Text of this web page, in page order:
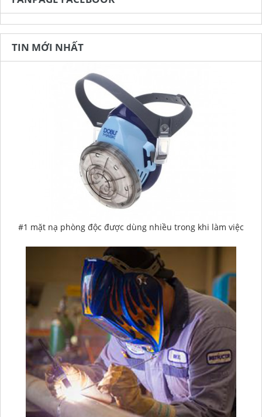
TIN MỚI NHẤT
#1 mặt nạ phòng độc được dùng nhiều trong khi làm việc